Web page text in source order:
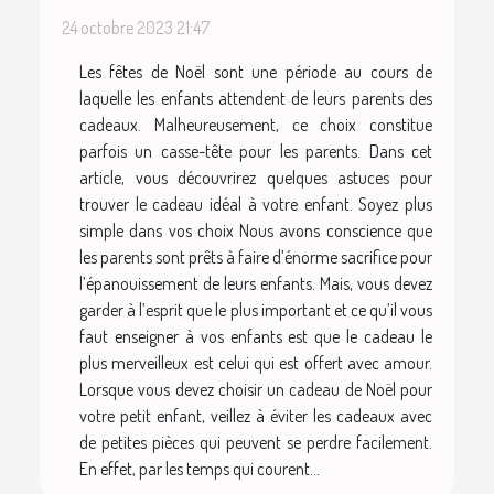
24 octobre 2023 21:47
Les fêtes de Noël sont une période au cours de
laquelle les enfants attendent de leurs parents des
cadeaux. Malheureusement, ce choix constitue
parfois un casse-tête pour les parents. Dans cet
article, vous découvrirez quelques astuces pour
trouver le cadeau idéal à votre enfant. Soyez plus
simple dans vos choix Nous avons conscience que
les parents sont prêts à faire d’énorme sacrifice pour
l’épanouissement de leurs enfants. Mais, vous devez
garder à l’esprit que le plus important et ce qu’il vous
faut enseigner à vos enfants est que le cadeau le
plus merveilleux est celui qui est offert avec amour.
Lorsque vous devez choisir un cadeau de Noël pour
votre petit enfant, veillez à éviter les cadeaux avec
de petites pièces qui peuvent se perdre facilement.
En effet, par les temps qui courent...